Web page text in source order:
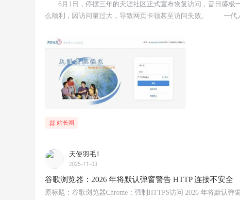
6月1日，停摆三年的天涯社区正式宣布恢复访问，昔日盛
么顺利，因访问量过大，导致网页卡顿甚至访问失败。 一
站长圈
天使羽毛1
2025-11-03
谷歌浏览器：2026 年将默认弹窗警告 HTTP 连接不安全
原标题：谷歌浏览器Chrome：强制HTTPS访问 2026 年将默认